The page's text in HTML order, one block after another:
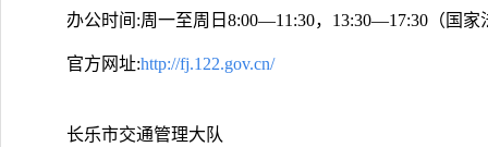
办公时间:周一至周日8:00—11:30，13:30—17:30（国家
官方网址:http://fj.122.gov.cn/
长乐市交通管理大队